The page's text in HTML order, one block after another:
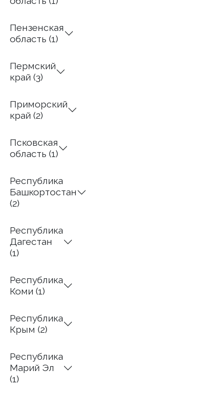
Пензенская
область (1)
Пермский
край (3)
Приморский
край (2)
Псковская
область (1)
Республика
Башкортостан
(2)
Республика
Дагестан
(1)
Республика
Коми (1)
Республика
Крым (2)
Республика
Марий Эл
(1)